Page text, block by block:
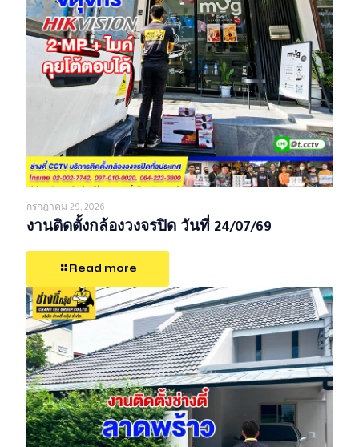
กรกฎาคม 29, 2026
งานติดตั้งกล้องวงจรปิด วันที่ 24/07/69
Read more